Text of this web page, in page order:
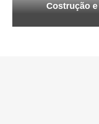
Costrução